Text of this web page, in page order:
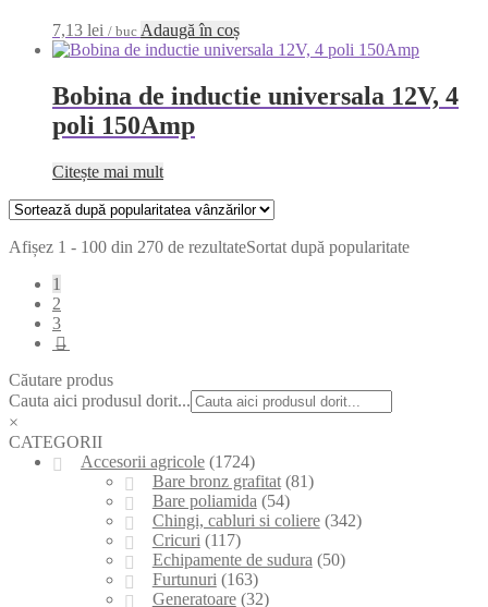
7,13 lei / buc Adaugă în coș
Bobina de inductie universala 12V, 4
poli 150Amp
Citește mai mult
Afișez 1 - 100 din 270 de rezultateSortat după popularitate
1
2
3
→
Căutare produs
Cauta aici produsul dorit...
×
CATEGORII
Accesorii agricole (1724)
Bare bronz grafitat (81)
Bare poliamida (54)
Chingi, cabluri si coliere (342)
Cricuri (117)
Echipamente de sudura (50)
Furtunuri (163)
Generatoare (32)